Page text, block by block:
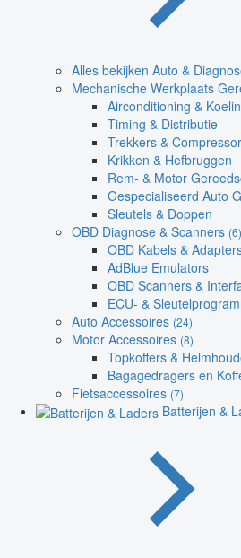
Alles bekijken Auto &
Mechanische Werkplaats
Airconditioning &
Timing & Distributie
Trekkers &
Krikken & Hefbruggen
Rem- & Motor
Gespecialiseerd Auto
Sleutels & Doppen
OBD Diagnose & Scanners (6)
OBD Kabels &
AdBlue Emulators
OBD Scanners &
ECU- &
Auto Accessoires (24)
Motor Accessoires (8)
Topkoffers &
Bagagedragers en
Fietsaccessoires (7)
Batterijen &